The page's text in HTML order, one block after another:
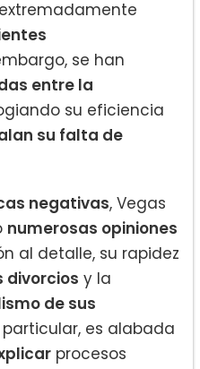
se han
entre la
su eficiencia
su falta de
negativas, Vegas
numerosas opiniones
al detalle, su rapidez
divorcios y la
de sus
es alabada
procesos